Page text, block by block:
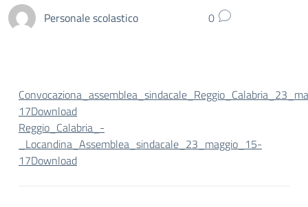
Personale scolastico 0
17Download
Reggio_Calabria_-
_Locandina_Assemblea_sindacale_23_maggio_15-
17Download